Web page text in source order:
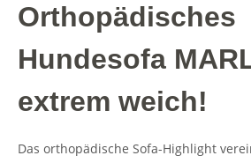
Orthopädisches
Hundesofa
extrem weich!
Das orthopädische Sofa-Highlight